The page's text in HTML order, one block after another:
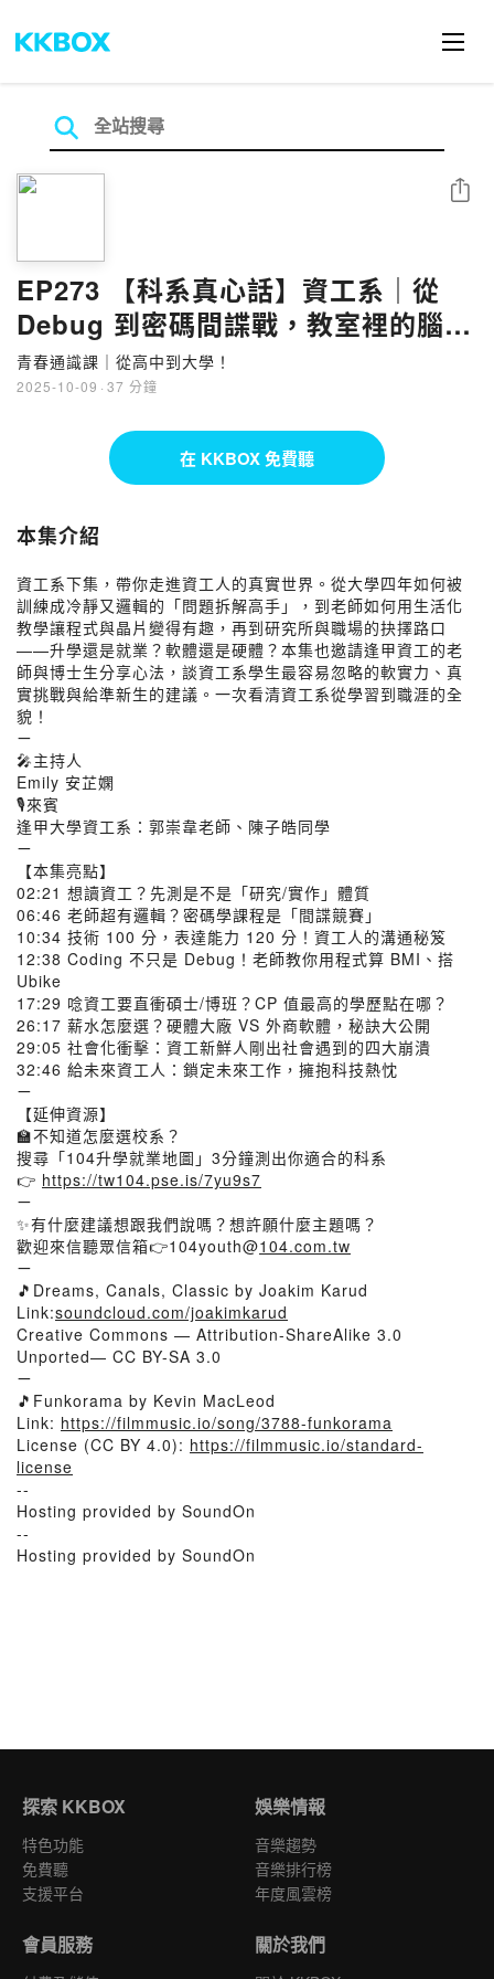
EP273 【科系真心話】資工系｜從
Debug 到密碼間諜戰，教室裡的腦內
對決現場 ft. 逢甲大學資工系（下）
青春通識課｜從高中到大學！
2025-10-09 · 37 分鐘
分享
在 KKBOX 免費聽
本集介紹
資工系下集，帶你走進資工人的真實世界。從大學四年如何被
訓練成冷靜又邏輯的「問題拆解高手」，到老師如何用生活化
教學讓程式與晶片變得有趣，再到研究所與職場的抉擇路口
——升學還是就業？軟體還是硬體？本集也邀請逢甲資工的老
師與博士生分享心法，談資工系學生最容易忽略的軟實力、真
實挑戰與給準新生的建議。一次看清資工系從學習到職涯的全
貌！
ㄧ
🎤主持人
Emily 安芷嫻
🎙來賓
逢甲大學資工系：郭崇韋老師、陳子皓同學
ㄧ
【本集亮點】
02:21 想讀資工？先測是不是「研究/實作」體質
06:46 老師超有邏輯？密碼學課程是「間諜競賽」
10:34 技術 100 分，表達能力 120 分！資工人的溝通秘笈
12:38 Coding 不只是 Debug！老師教你用程式算 BMI、搭
Ubike
17:29 唸資工要直衝碩士/博班？CP 值最高的學歷點在哪？
26:17 薪水怎麼選？硬體大廠 VS 外商軟體，秘訣大公開
29:05 社會化衝擊：資工新鮮人剛出社會遇到的四大崩潰
32:46 給未來資工人：鎖定未來工作，擁抱科技熱忱
ㄧ
【延伸資源】
🏫不知道怎麼選校系？
搜尋「104升學就業地圖」3分鐘測出你適合的科系
👉 https://tw104.pse.is/7yu9s7
ㄧ
✨有什麼建議想跟我們說嗎？想許願什麼主題嗎？
歡迎來信聽眾信箱👉104youth@104.com.tw
ㄧ
🎵Dreams, Canals, Classic by Joakim Karud
Link:soundcloud.com/joakimkarud
Creative Commons — Attribution-ShareAlike 3.0
Unported— CC BY-SA 3.0
ㄧ
🎵Funkorama by Kevin MacLeod
Link: https://filmmusic.io/song/3788-funkorama
License (CC BY 4.0): https://filmmusic.io/standard-
license
--
Hosting provided by SoundOn
--
Hosting provided by SoundOn
探索 KKBOX
特色功能
免費聽
支援平台
娛樂情報
音樂趨勢
音樂排行榜
年度風雲榜
會員服務 關於我們